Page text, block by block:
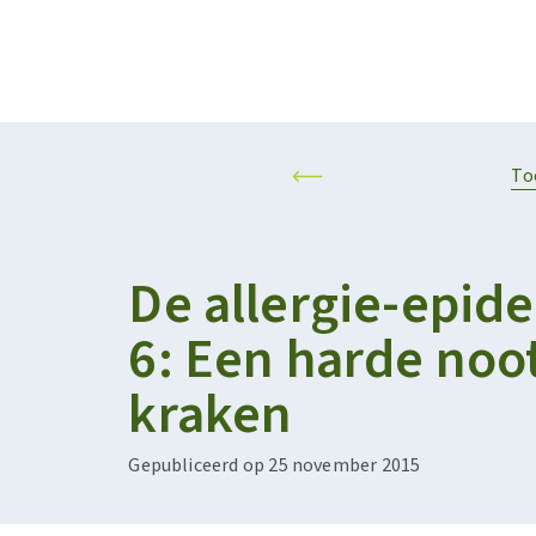
De allergie-
6: Een harde
kraken
Gepubliceerd op 25 november 2015